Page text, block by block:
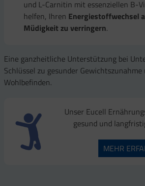
und L-Carnitin mit essenziellen B-
helfen, Ihren Energiestoffwechsel
Müdigkeit zu verringern.
Eine ganzheitliche Unterstützung bei
Schlüssel zu gesunder
Wohlbefinden.
Unser Eucell
gesund und
MEHR